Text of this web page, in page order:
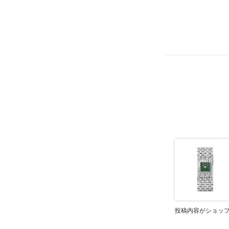
投稿内容がショッ